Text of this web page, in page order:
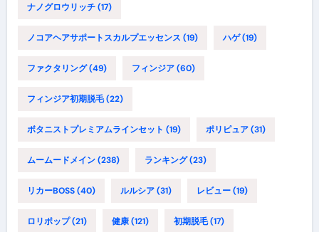
ナノグロウリッチ(17)
ノコアヘアサポートスカルプエッセンス (19) ハゲ(19)
ファクタリング(49) フィンジア(60)
フィンジア初期脱毛(22)
ボタニストプレミアムラインセット (19) ポリピュア(31)
ムームードメイン(238) ランキング(23)
リカーBOSS(40) ルルシア(31) レビュー(19)
ロリポップ(21) 健康(121) 初期脱毛(17)